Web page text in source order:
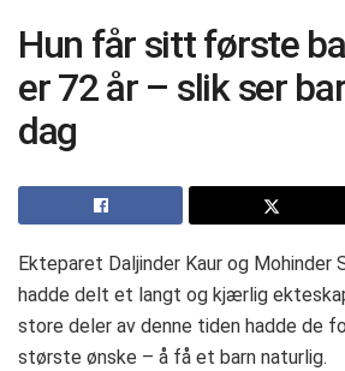
Hun får sitt første
er 72 år – slik ser
dag
Ekteparet Daljinder Kaur og Mohinder
hadde delt et langt og kjærlig
store deler av denne tiden hadde de
største ønske – å få et barn naturlig.